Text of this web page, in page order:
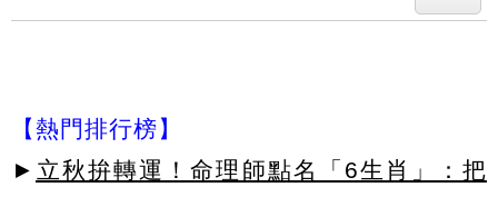
【熱門排行榜】
► 立秋拚轉運！命理師點名「6生肖」：把